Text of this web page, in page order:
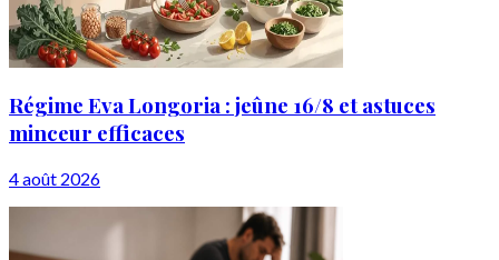
Régime Eva Longoria : jeûne 16/8 et astuces
minceur efficaces
4 août 2026